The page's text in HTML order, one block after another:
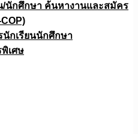
/นักศึกษา ค้นหางานและสมัคร
นักเรียนนักศึกษา
เศษ